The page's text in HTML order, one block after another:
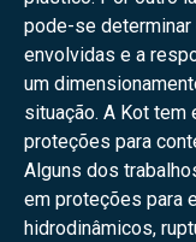
pode-se
envolvidas e a
um
situação. A Kot
proteções para
Alguns dos
em proteções para
hidrodinâmicos,